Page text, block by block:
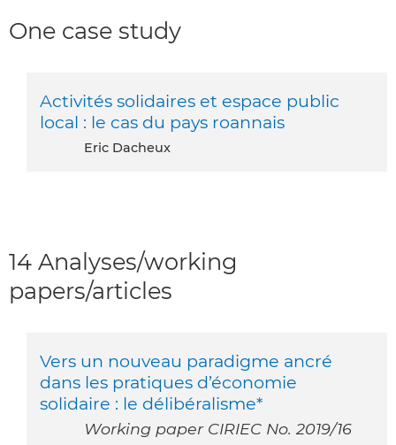
One case study
Activités solidaires et espace public
local : le cas du pays roannais
Eric Dacheux
14 Analyses/working
papers/articles
Vers un nouveau paradigme ancré
dans les pratiques d’économie
solidaire : le délibéralisme*
Working paper CIRIEC No. 2019/16